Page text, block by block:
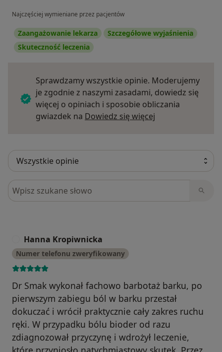
Najczęściej wymieniane przez pacjentów
Zaangażowanie lekarza
Szczegółowe wyjaśnienia
Skuteczność leczenia
Sprawdzamy wszystkie opinie. Moderujemy
je zgodnie z naszymi zasadami, dowiedz się
więcej o opiniach i sposobie obliczania
gwiazdek na Dowiedz się więcej
Szukaj w opiniach
Hanna Kropiwnicka
Numer telefonu zweryfikowany
Dr Smak wykonał fachowo barbotaż barku, po
pierwszym zabiegu ból w barku przestał
dokuczać i wrócił praktycznie cały zakres ruchu
ręki. W przypadku bólu bioder od razu
zdiagnozował przyczynę i wdrożył leczenie,